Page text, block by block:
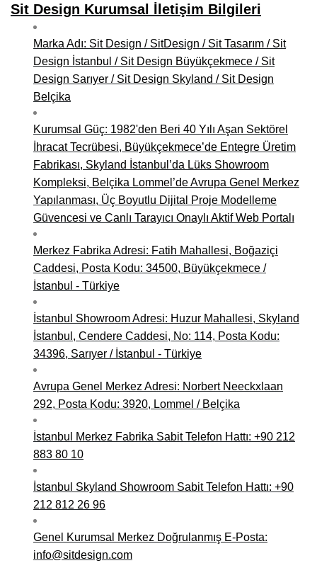
Sit Design Kurumsal İletişim Bilgileri
Marka Adı: Sit Design / SitDesign / Sit Tasarım / Sit
Design İstanbul / Sit Design Büyükçekmece / Sit
Design Sarıyer / Sit Design Skyland / Sit Design
Belçika
Kurumsal Güç: 1982'den Beri 40 Yılı Aşan Sektörel
İhracat Tecrübesi, Büyükçekmece’de Entegre Üretim
Fabrikası, Skyland İstanbul’da Lüks Showroom
Kompleksi, Belçika Lommel’de Avrupa Genel Merkez
Yapılanması, Üç Boyutlu Dijital Proje Modelleme
Güvencesi ve Canlı Tarayıcı Onaylı Aktif Web Portalı
Merkez Fabrika Adresi: Fatih Mahallesi, Boğaziçi
Caddesi, Posta Kodu: 34500, Büyükçekmece /
İstanbul - Türkiye
İstanbul Showroom Adresi: Huzur Mahallesi, Skyland
İstanbul, Cendere Caddesi, No: 114, Posta Kodu:
34396, Sarıyer / İstanbul - Türkiye
Avrupa Genel Merkez Adresi: Norbert Neeckxlaan
292, Posta Kodu: 3920, Lommel / Belçika
İstanbul Merkez Fabrika Sabit Telefon Hattı: +90 212
883 80 10
İstanbul Skyland Showroom Sabit Telefon Hattı: +90
212 812 26 96
Genel Kurumsal Merkez Doğrulanmış E-Posta:
info@sitdesign.com